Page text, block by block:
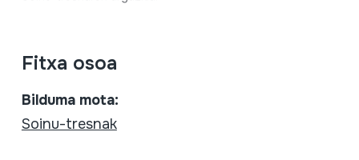
Fitxa osoa
Bilduma mota:
Soinu-tresnak